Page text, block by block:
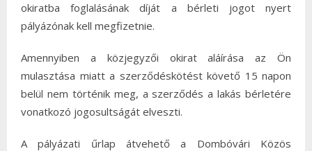
okiratba foglalásának díját a bérleti jogot nyert
pályázónak kell megfizetnie.
Amennyiben a közjegyzői okirat aláírása az Ön
mulasztása miatt a szerződéskötést követő 15 napon
belül nem történik meg, a szerződés a lakás bérletére
vonatkozó jogosultságát elveszti.
A pályázati űrlap átvehető a Dombóvári Közös